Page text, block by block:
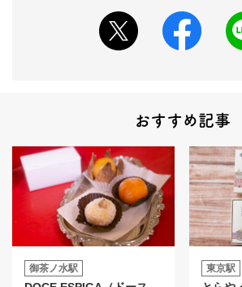
おすすめ記事
御茶ノ水駅 東京駅